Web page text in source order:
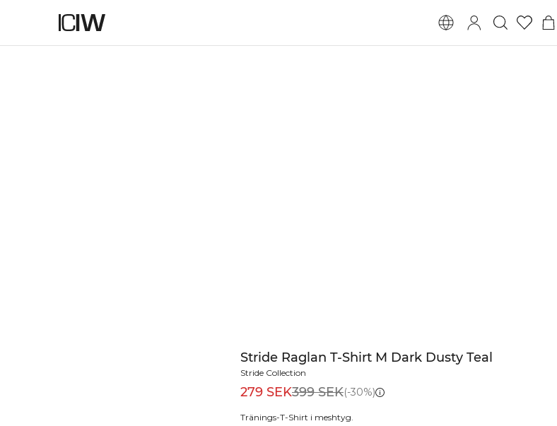
Stride Raglan T-Shirt M Dark Dusty Teal
Stride Collection
279 SEK399 SEK(-30%)
Tränings-T-Shirt i meshtyg.